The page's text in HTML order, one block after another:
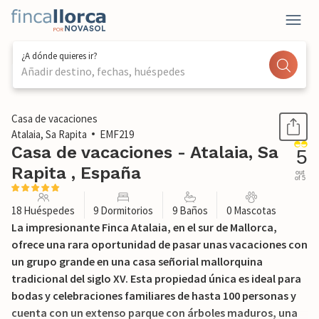
¿A dónde quieres ir?
Añadir destino, fechas, huéspedes
1 / 50
Casa de vacaciones
Atalaia, Sa Rapita
EMF219
Casa de vacaciones - Atalaia, Sa
Rapita , España
5
out
of 5
18 Huéspedes 9 Dormitorios 9 Baños 0 Mascotas
La impresionante Finca Atalaia, en el sur de Mallorca,
ofrece una rara oportunidad de pasar unas vacaciones con
un grupo grande en una casa señorial mallorquina
tradicional del siglo XV. Esta propiedad única es ideal para
bodas y celebraciones familiares de hasta 100 personas y
cuenta con un extenso parque con árboles maduros, una